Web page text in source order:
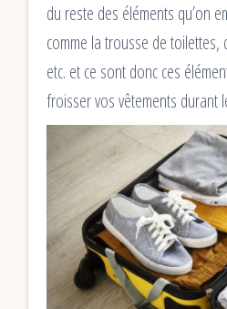
du reste des éléments qu’on
comme la trousse de toilettes,
etc. et ce sont donc ces
froisser vos vêtements durant